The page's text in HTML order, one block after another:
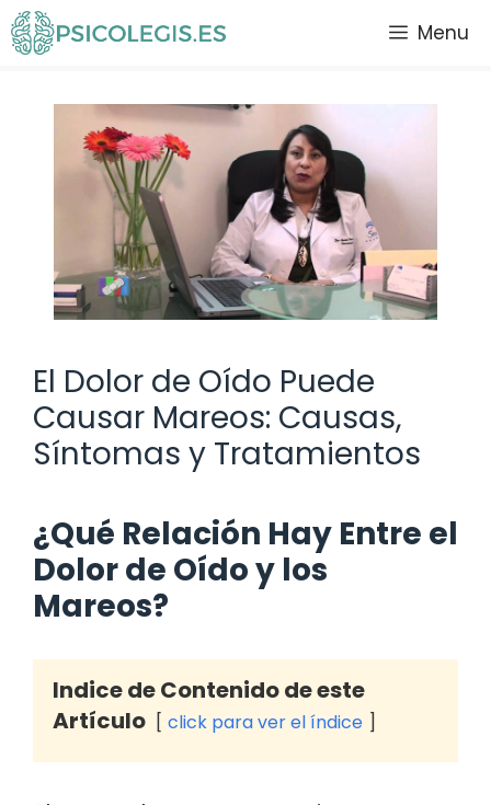
Saltar
al
Menu
El Dolor de Oído Puede
Causar Mareos: Causas,
Síntomas y Tratamientos
¿Qué Relación Hay Entre el
Dolor de Oído y los
Mareos?
Indice de Contenido de este
Artículo
click para ver el índice